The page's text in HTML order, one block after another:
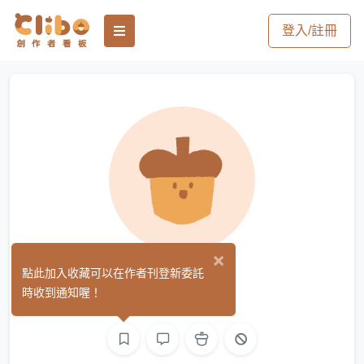
登入/註冊
小波 (0)
×
點此加入收藏可以在作者刊登新委託
時收到通知喔！